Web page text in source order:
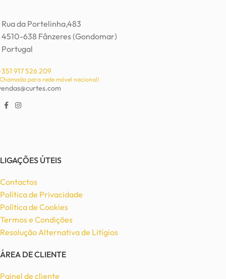
Rua da Portelinha,483
4510-638 Fânzeres (Gondomar)
Portugal
917 526 209
para rede móvel nacional)
LIGAÇÕES ÚTEIS
Contactos
Política de Privacidade
Política de Cookies
Termos e Condições
Resolução Alternativa de Litígios
ÁREA DE CLIENTE
Painel de cliente